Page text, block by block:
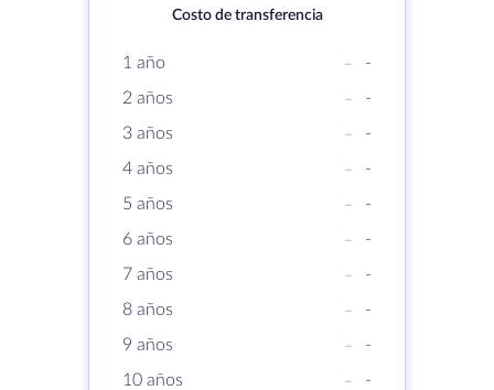
Costo de transferencia
1 año -
-
2 años
-
-
3 años
-
-
4 años
-
-
5 años
-
-
6 años
-
-
7 años
-
-
8 años
-
-
9 años
-
-
10 años
- -